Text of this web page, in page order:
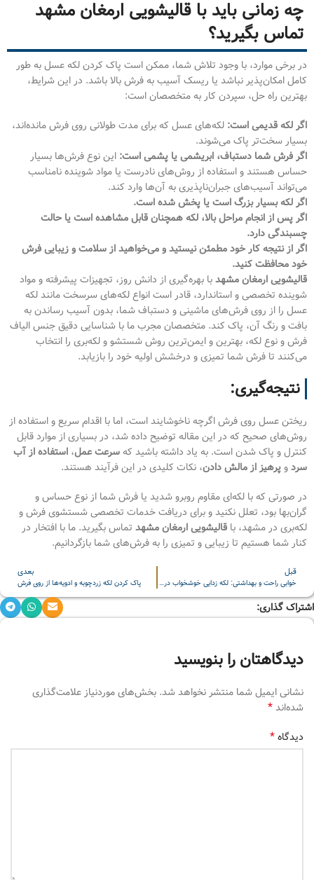
چه زمانی باید با قالیشویی ارمغان مشهد
تماس بگیرید؟
در برخی موارد، با وجود تلاش شما، ممکن است پاک کردن لکه عسل به طور
کامل امکان‌پذیر نباشد یا ریسک آسیب به فرش بالا باشد. در این شرایط،
بهترین راه حل، سپردن کار به متخصصان است:
اگر لکه قدیمی است: لکه‌های عسل که برای مدت طولانی روی فرش مانده‌اند،
بسیار سخت‌تر پاک می‌شوند.
اگر فرش شما دستباف، ابریشمی یا پشمی است: این نوع فرش‌ها بسیار
حساس هستند و استفاده از روش‌های نادرست یا مواد شوینده نامناسب
می‌تواند آسیب‌های جبران‌ناپذیری به آن‌ها وارد کند.
اگر لکه بسیار بزرگ است یا پخش شده است.
اگر پس از انجام مراحل بالا، لکه همچنان قابل مشاهده است یا حالت
چسبندگی دارد.
اگر از نتیجه کار خود مطمئن نیستید و می‌خواهید از سلامت و زیبایی فرش
خود محافظت کنید.
قالیشویی ارمغان مشهدبا بهره‌گیری از دانش روز، تجهیزات پیشرفته و مواد
شوینده تخصصی و استاندارد، قادر است انواع لکه‌های سرسخت مانند لکه
عسل را از روی فرش‌های ماشینی و دستباف شما، بدون آسیب رساندن به
بافت و رنگ آن، پاک کند. متخصصان مجرب ما با شناسایی دقیق جنس الیاف
فرش و نوع لکه، بهترین و ایمن‌ترین روش شستشو و لکه‌بری را انتخاب
می‌کنند تا فرش شما تمیزی و درخشش اولیه خود را بازیابد.
نتیجه‌گیری:
ریختن عسل روی فرش اگرچه ناخوشایند است، اما با اقدام سریع و استفاده از
روش‌های صحیح که در این مقاله توضیح داده شد، در بسیاری از موارد قابل
کنترل و پاک شدن است. به یاد داشته باشید که سرعت عمل، استفاده از آب
سردوپرهیز از مالش دادن، نکات کلیدی در این فرآیند هستند.
در صورتی که با لکه‌ای مقاوم روبرو شدید یا فرش شما از نوع حساس و
گران‌بها بود، تعلل نکنید و برای دریافت خدمات تخصصی شستشوی فرش و
لکه‌بری در مشهد، با قالیشویی ارمغان مشهد تماس بگیرید. ما با افتخار در
کنار شما هستیم تا زیبایی و تمیزی را به فرش‌های شما بازگردانیم.
قبل
خوابی راحت و بهداشتی: لکه زدایی خوشخواب در منزل
بعدی
پاک کردن لکه زردچوبه و ادویه‌ها از روی فرش
اشتراک گذاری:
دیدگاهتان را بنویسید
نشانی ایمیل شما منتشر نخواهد شد. بخش‌های موردنیاز علامت‌گذاری
شده‌اند*
دیدگاه*